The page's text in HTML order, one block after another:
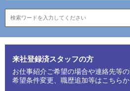
来社登録済スタッフの方
お仕事紹介ご希望の場合や連絡先等の
希望条件変更、職歴追加等はこちらか